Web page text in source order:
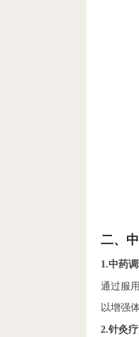
二、
1.中药
通过服
以增强
2.针灸